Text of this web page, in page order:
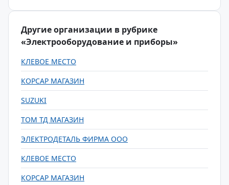
Другие организации в рубрике
«Электрооборудование и приборы»
КЛЕВОЕ МЕСТО
КОРСАР МАГАЗИН
SUZUKI
ТОМ ТД МАГАЗИН
ЭЛЕКТРОДЕТАЛЬ ФИРМА ООО
КЛЕВОЕ МЕСТО
КОРСАР МАГАЗИН